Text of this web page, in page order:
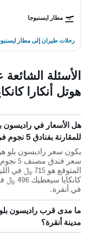
مطار ايسنبوجا
رحلات طيران إلى مطار
الأسئلة
هوتل أنكارا
هل الأسعار في راديسون
للمقارنة بفنادق 5 نجوم في أنقرة؟
يكون سعر راديسون بلو
سعر
المتوقع هو
في أنقرة.
ما مدى قرب راديسون بلو
مدينة أنقرة؟